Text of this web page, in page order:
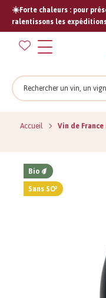
☀️Forte chaleurs : pour
ralentissons les
Rechercher
Accueil
Vin de
Bio
Sans SO²